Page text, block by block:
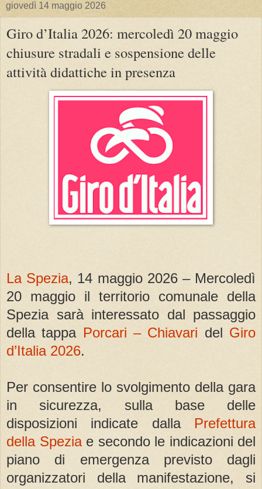
giovedì 14 maggio 2026
Giro d’Italia 2026: mercoledì 20 maggio
chiusure stradali e sospensione delle
attività didattiche in presenza
La Spezia, 14 maggio 2026 – Mercoledì
20 maggio il territorio comunale della
Spezia sarà interessato dal passaggio
della tappa Porcari – Chiavari del Giro
d’Italia 2026.
Per consentire lo svolgimento della gara
in sicurezza, sulla base delle
disposizioni indicate dalla Prefettura
della Speziae secondo le indicazioni del
piano di emergenza previsto dagli
organizzatori della manifestazione, si